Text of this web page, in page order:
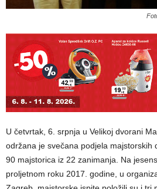
U četvrtak, 6. srpnja u Velikoj dvorani
održana je svečana podjela majstorskih
90 majstorica iz 22 zanimanja. Na
proljetnom roku 2017. godine, u